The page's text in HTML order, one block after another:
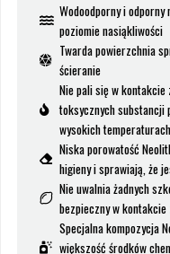
Wodoodporny i
poziomie nasiąkliwości
Twarda powierzchnia
ścieranie
Nie pali się w kontakcie
toksycznych substancji
wysokich temperaturach
Niska porowatość
higieny i sprawiają, że
Nie uwalnia żadnych
bezpieczny w
Specjalna kompozycja
większość środków